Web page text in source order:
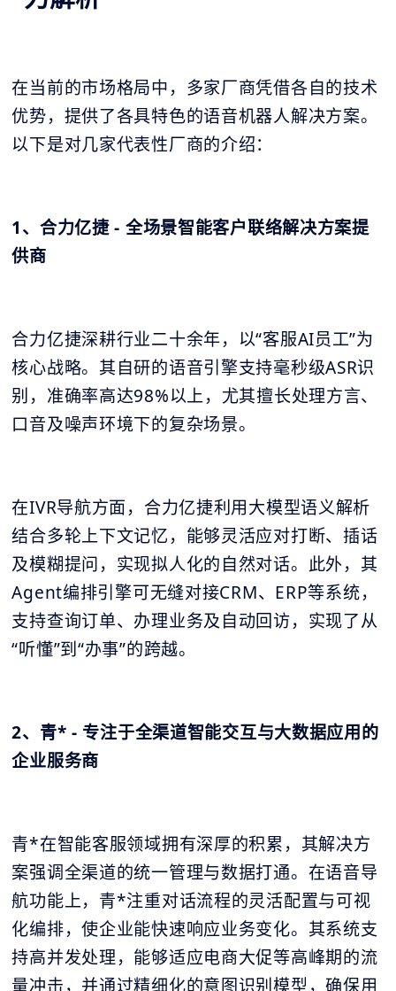
在当前的市场格局中，多家厂商凭借各自的技术
优势，提供了各具特色的语音机器人解决方案。
以下是对几家代表性厂商的介绍：
1、合力亿捷 - 全场景智能客户联络解决方案提
供商
合力亿捷深耕行业二十余年，以“客服AI员工”为
核心战略。其自研的语音引擎支持毫秒级ASR识
别，准确率高达98%以上，尤其擅长处理方言、
口音及噪声环境下的复杂场景。
在IVR导航方面，合力亿捷利用大模型语义解析
结合多轮上下文记忆，能够灵活应对打断、插话
及模糊提问，实现拟人化的自然对话。此外，其
Agent编排引擎可无缝对接CRM、ERP等系统，
支持查询订单、办理业务及自动回访，实现了从
“听懂”到“办事”的跨越。
2、青* - 专注于全渠道智能交互与大数据应用的
企业服务商
青*在智能客服领域拥有深厚的积累，其解决方
案强调全渠道的统一管理与数据打通。在语音导
航功能上，青*注重对话流程的灵活配置与可视
化编排，使企业能快速响应业务变化。其系统支
持高并发处理，能够适应电商大促等高峰期的流
量冲击，并通过精细化的意图识别模型，确保用